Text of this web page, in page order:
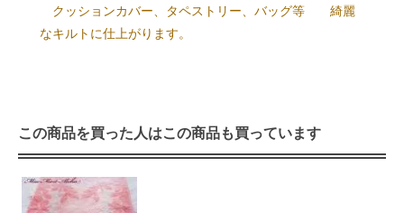
クッションカバー、タペストリー、バッグ等 綺麗
なキルトに仕上がります。
この商品を買った人はこの商品も買っています